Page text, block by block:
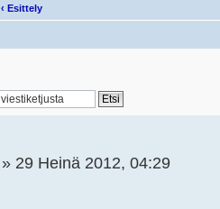
‹ Esittely
» 29 Heinä 2012, 04:29